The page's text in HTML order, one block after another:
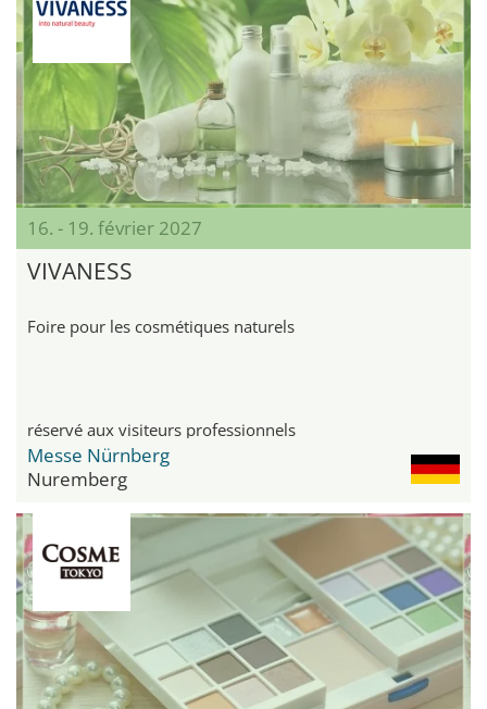
16. - 19. février 2027
VIVANESS
Foire pour les cosmétiques naturels
réservé aux visiteurs professionnels
Messe Nürnberg
Nuremberg